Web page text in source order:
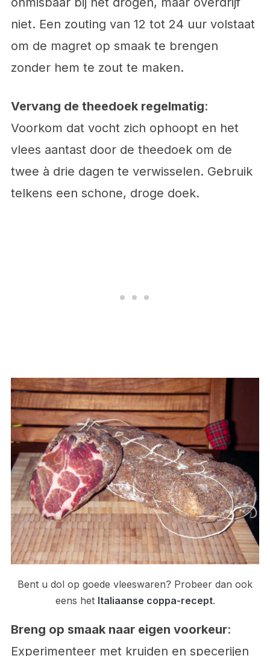
niet. Een zouting van 12 tot 24 uur volstaat
om de magret op smaak te brengen
zonder hem te zout te maken.
Vervang de theedoek regelmatig:
Voorkom dat vocht zich ophoopt en het
vlees aantast door de theedoek om de
twee à drie dagen te verwisselen. Gebruik
telkens een schone, droge doek.
Bent u dol op goede vleeswaren? Probeer dan ook
eens het Italiaanse coppa-recept.
Breng op smaak naar eigen voorkeur:
Experimenteer met kruiden en specerijen